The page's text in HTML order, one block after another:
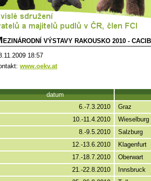
EZINÁRODNÍ VÝSTAVY RAKOUSKO 2010 - CACIB
18:57
www.oekv.at
datum
6.-7.3.2010
Graz
10.-11.4.2010
Wieselburg
8.-9.5.2010
Salzburg
12.-13.6.2010
Klagenfurt
17.-18.7.2010
Oberwart
21.-22.8.2010
Innsbruck